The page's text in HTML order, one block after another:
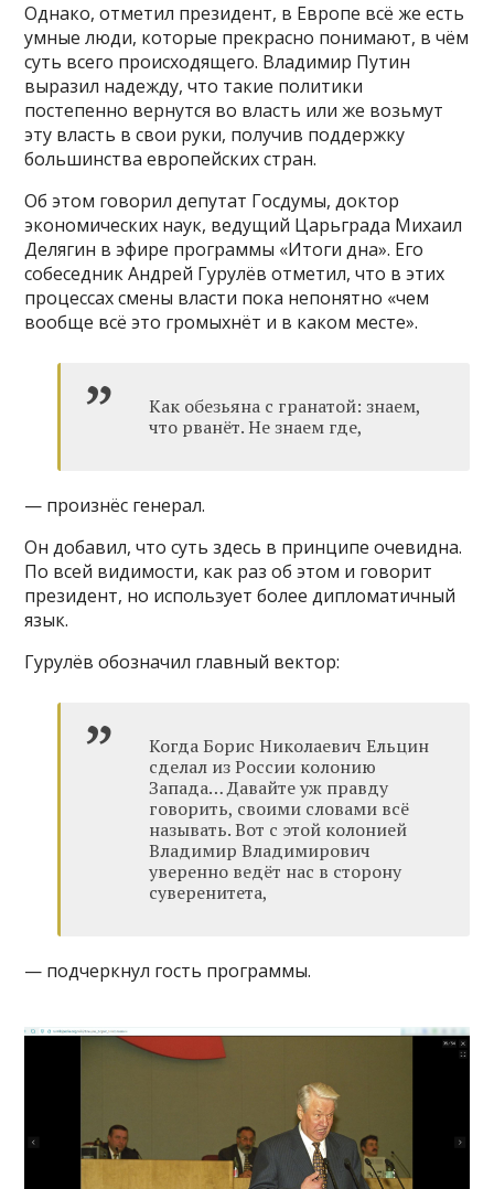
Однако, отметил президент, в Европе всё же есть
умные люди, которые прекрасно понимают, в чём
суть всего происходящего. Владимир Путин
выразил надежду, что такие политики
постепенно вернутся во власть или же возьмут
эту власть в свои руки, получив поддержку
большинства европейских стран.
Об этом говорил депутат Госдумы, доктор
экономических наук, ведущий Царьграда Михаил
Делягин в эфире программы «Итоги дна». Его
собеседник Андрей Гурулёв отметил, что в этих
процессах смены власти пока непонятно «чем
вообще всё это громыхнёт и в каком месте».
Как обезьяна с гранатой: знаем,
что рванёт. Не знаем где,
— произнёс генерал.
Он добавил, что суть здесь в принципе очевидна.
По всей видимости, как раз об этом и говорит
президент, но использует более дипломатичный
язык.
Гурулёв обозначил главный вектор:
Когда Борис Николаевич Ельцин
сделал из России колонию
Запада… Давайте уж правду
говорить, своими словами всё
называть. Вот с этой колонией
Владимир Владимирович
уверенно ведёт нас в сторону
суверенитета,
— подчеркнул гость программы.